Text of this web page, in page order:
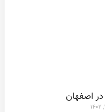
اصفهان